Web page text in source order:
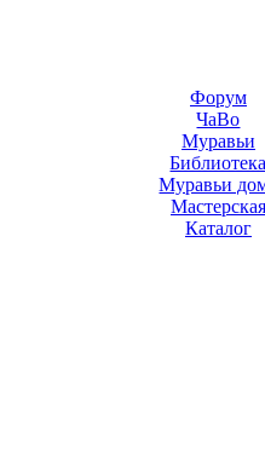
Форум
ЧаВо
Муравьи
Муравьи
Мастерская
Каталог